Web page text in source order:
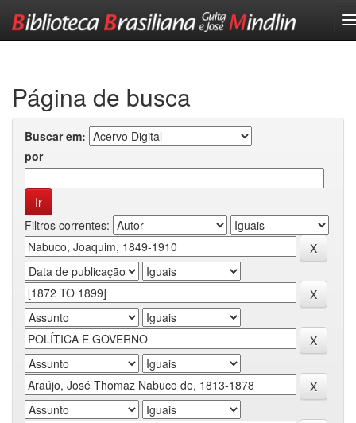
Página de busca
Buscar em:
por
Filtros correntes: